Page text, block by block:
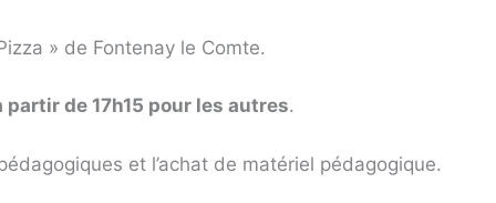
» de Fontenay le Comte.
de 17h15 pour les autres.
et l’achat de matériel pédagogique.